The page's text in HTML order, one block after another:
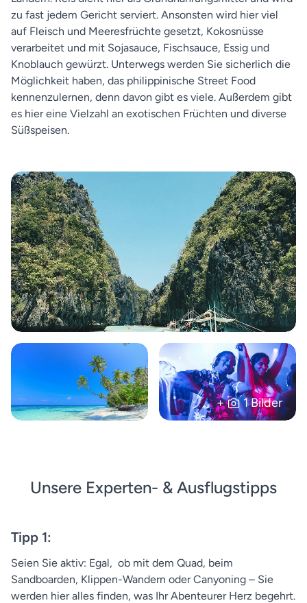
zu fast jedem Gericht serviert. Ansonsten wird hier viel
auf Fleisch und Meeresfrüchte gesetzt, Kokosnüsse
verarbeitet und mit Sojasauce, Fischsauce, Essig und
Knoblauch gewürzt. Unterwegs werden Sie sicherlich die
Möglichkeit haben, das philippinische Street Food
kennenzulernen, denn davon gibt es viele. Außerdem gibt
es hier eine Vielzahl an exotischen Früchten und diverse
Süßspeisen.
+ 1 Bilder
Unsere Experten- & Ausflugstipps
Tipp 1:
Seien Sie aktiv: Egal, ob mit dem Quad, beim
Sandboarden, Klippen-Wandern oder Canyoning – Sie
werden hier alles finden, was Ihr Abenteurer Herz begehrt.